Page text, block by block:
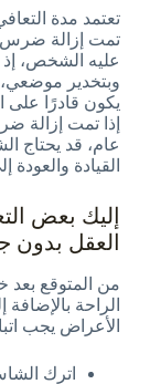
تعتمد مدة
تمت إزالة ضرس
عليه الشخص،
وبتخدير
يكون قادرًا على
إذا تمت إزالة
عام، قد يحتاج
القيادة والعودة
إليك بعض
العقل بدون
من المتوقع
الراحة
الأعراض يجب